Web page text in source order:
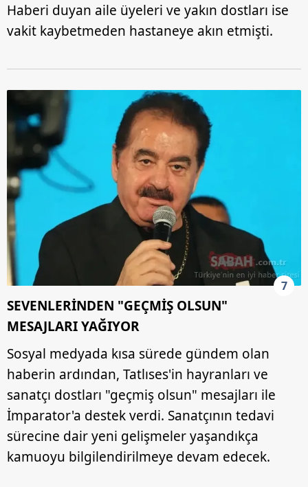
Haberi duyan aile üyeleri ve yakın dostları ise
vakit kaybetmeden hastaneye akın etmişti.
7
SEVENLERİNDEN "GEÇMİŞ OLSUN"
MESAJLARI YAĞIYOR
Sosyal medyada kısa sürede gündem olan
haberin ardından, Tatlıses'in hayranları ve
sanatçı dostları "geçmiş olsun" mesajları ile
İmparator'a destek verdi. Sanatçının tedavi
sürecine dair yeni gelişmeler yaşandıkça
kamuoyu bilgilendirilmeye devam edecek.